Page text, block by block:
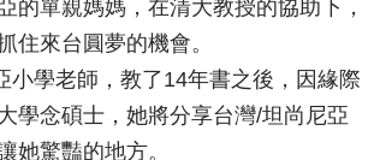
的單親媽媽，在清大教授的協助下，
住來台圓夢的機會。
小學老師，教了14年書之後，因緣際
學念碩士，她將分享台灣/坦尚尼亞
她驚豔的地方。